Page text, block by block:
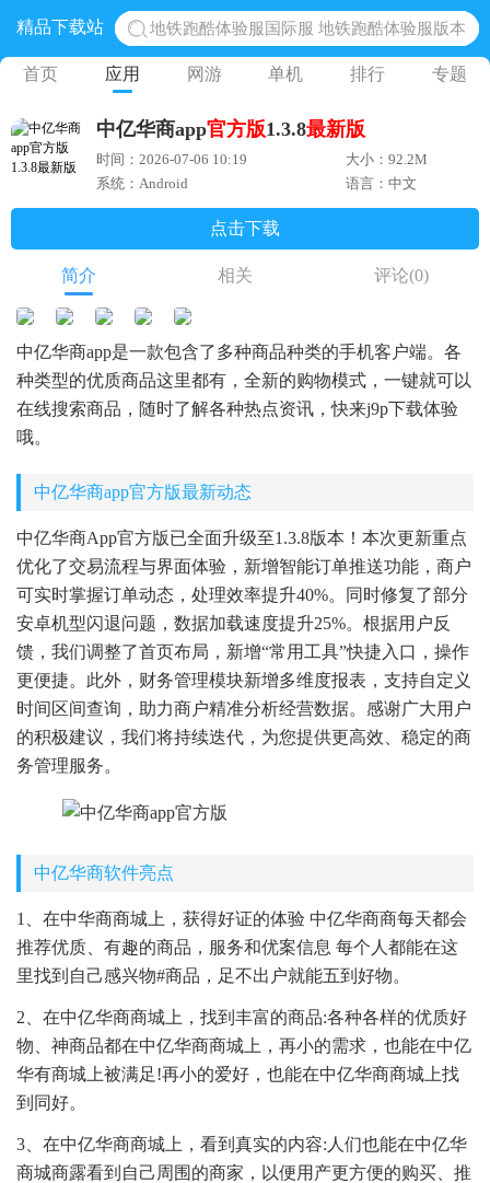
精品下载站
地铁跑酷体验服国际服 地铁跑酷体验服版本
网易光遇手游正版 点亮星空共庆周年
蛋仔派对下载 蛋仔派对体验服
奥特曼王者传奇 正版奥特曼游戏
首页 应用 网游 单机 排行 专题
中亿华商app官方版1.3.8最新版
时间：2026-07-06 10:19
大小：92.2M
系统：Android
语言：中文
点击下载
简介 相关 评论(0)
中亿华商app是一款包含了多种商品种类的手机客户端。各
种类型的优质商品这里都有，全新的购物模式，一键就可以
在线搜索商品，随时了解各种热点资讯，快来j9p下载体验
哦。
中亿华商app官方版最新动态
中亿华商App官方版已全面升级至1.3.8版本！本次更新重点
优化了交易流程与界面体验，新增智能订单推送功能，商户
可实时掌握订单动态，处理效率提升40%。同时修复了部分
安卓机型闪退问题，数据加载速度提升25%。根据用户反
馈，我们调整了首页布局，新增“常用工具”快捷入口，操作
更便捷。此外，财务管理模块新增多维度报表，支持自定义
时间区间查询，助力商户精准分析经营数据。感谢广大用户
的积极建议，我们将持续迭代，为您提供更高效、稳定的商
务管理服务。
中亿华商软件亮点
1、在中华商商城上，获得好证的体验 中亿华商商每天都会
推荐优质、有趣的商品，服务和优案信息 每个人都能在这
里找到自己感兴物#商品，足不出户就能五到好物。
2、在中亿华商商城上，找到丰富的商品:各种各样的优质好
物、神商品都在中亿华商商城上，再小的需求，也能在中亿
华有商城上被满足!再小的爱好，也能在中亿华商商城上找
到同好。
3、在中亿华商商城上，看到真实的内容:人们也能在中亿华
商城商露看到自己周围的商家，以便用产更方便的购买、推